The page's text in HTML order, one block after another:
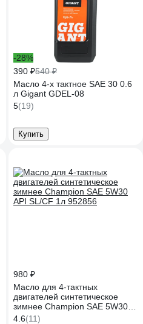
-28%
390 ₽540 ₽
Масло 4-х тактное SAE 30 0.6
л Gigant GDEL-08
5(19)
Купить
980 ₽
Масло для 4-тактных
двигателей синтетическое
зимнее Champion SAE 5W30
API SL/CF 1л 952856
4.6(11)